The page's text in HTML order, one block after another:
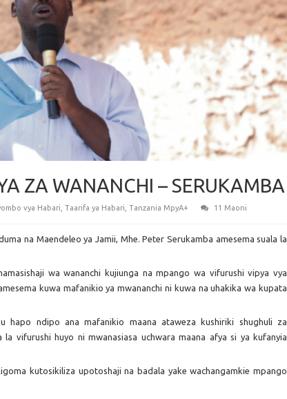
ZA WANANCHI – SERUKAMBA
vya Habari Taarifa ya Habari Tanzania MpyA+
11 Maoni
na Maendeleo ya Jamii, Mhe. Peter Serukamba amesema suala la
wa wananchi kujiunga na mpango wa vifurushi vipya vya
kuwa mafanikio ya mwananchi ni kuwa na uhakika wa kupata
hapo ndipo ana mafanikio maana ataweza kushiriki shughuli za
la vifurushi huyo ni mwanasiasa uchwara maana afya si ya kufanyia
kutosikiliza upotoshaji na badala yake wachangamkie mpango